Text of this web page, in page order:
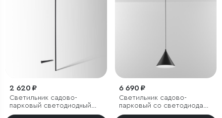
2 620 ₽
Светильник садово-
парковый светодиодный
Lumos
6 690 ₽
Светильник садово-
парковый со светодиодами
Bevel